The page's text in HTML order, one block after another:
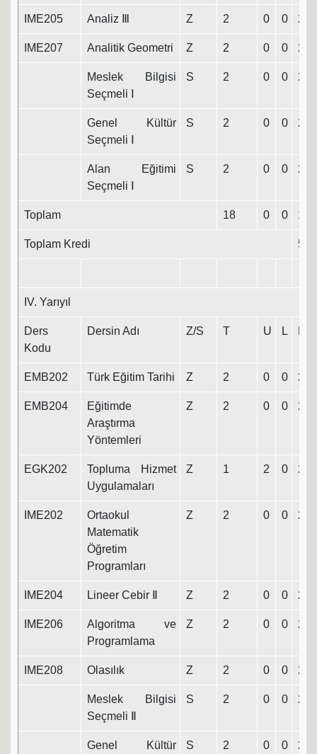
IME205 Analiz Ⅲ Z 2 0 0 2
IME207 Analitik Geometri Z 2 0 0 2
Meslek Bilgisi
Seçmeli Ⅰ
S 2 0 0 2
Genel Kültür
Seçmeli Ⅰ
S 2 0 0 2
Alan Eğitimi
Seçmeli Ⅰ
S 2 0 0 2
Toplam 18 0 0 18
Toplam Kredi 55
IV. Yarıyıl
Ders
Kodu
Dersin Adı Z/S T U L
EMB202 Türk Eğitim Tarihi Z 2 0 0 2
EMB204
Eğitimde
Araştırma
Yöntemleri
Z 2 0 0 2
EGK202
Topluma Hizmet
Uygulamaları
Z 1 2 0 2
IME202
Ortaokul
Matematik
Öğretim
Programları
Z 2 0 0 2
IME204 Lineer Cebir Ⅱ Z 2 0 0 2
IME206
Algoritma ve
Programlama
Z 2 0 0 2
IME208 Olasılık Z 2 0 0 2
Meslek Bilgisi
Seçmeli Ⅱ
S 2 0 0 2
Genel Kültür S 2 0 0 2